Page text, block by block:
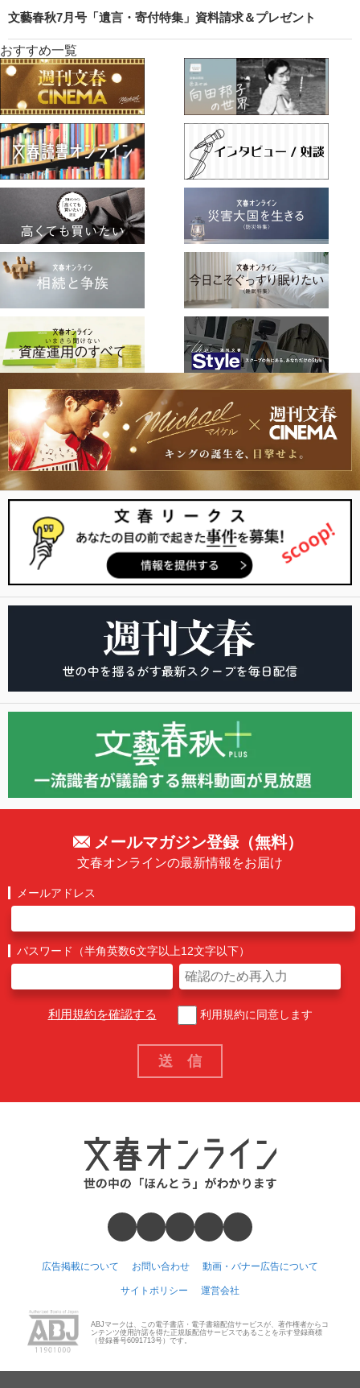
文藝春秋7月号「遺言・寄付特集」資料請求＆プレゼント
おすすめ一覧
メールマガジン登録（無料）
文春オンラインの最新情報をお届け
メールアドレス
パスワード（半角英数6文字以上12文字以下）
利用規約を確認する 利用規約に同意します
広告掲載について お問い合わせ 動画・バナー広告について
サイトポリシー 運営会社
ABJマークは、この電子書店・電子書籍配信サービスが、著作権者からコ
ンテンツ使用許諾を得た正規版配信サービスであることを示す登録商標
（登録番号6091713号）です。